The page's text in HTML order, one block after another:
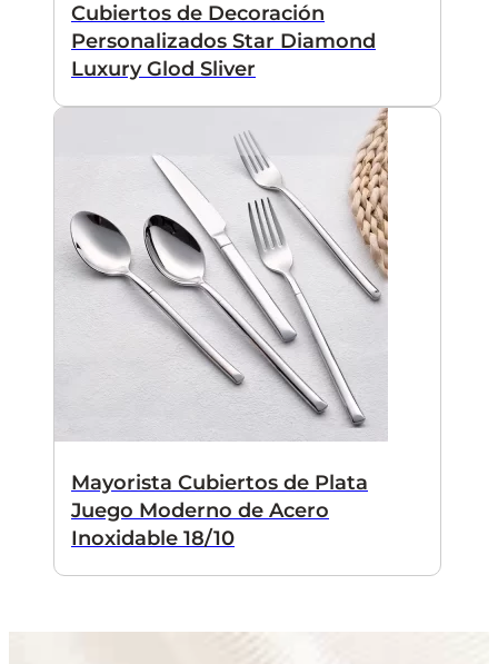
Cubiertos de Decoración
Personalizados Star Diamond
Luxury Glod Sliver
Mayorista Cubiertos de Plata
Juego Moderno de Acero
Inoxidable 18/10